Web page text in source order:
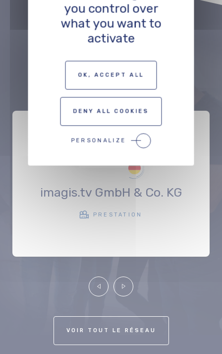
D'autres
même domaine
imagis.tv GmbH & Co. KG
PRESTATION
PrécédentSuivant
VOIR TOUT LE RÉSEAU
you control over
what you want to
activate
OK, ACCEPT ALL
DENY ALL COOKIES
PERSONALIZE